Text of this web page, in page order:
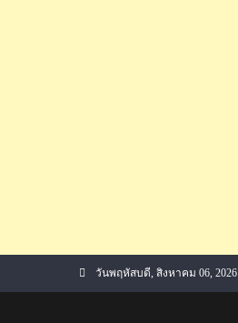
วันพฤหัสบดี, สิงหาคม 06, 2026